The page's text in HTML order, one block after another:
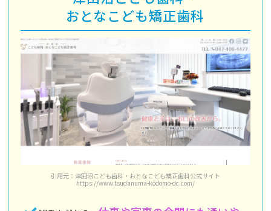
おとなこども矯正歯科
引用元：津田沼こども歯科・おとなこども矯正歯科公式サイト
https://www.tsudanuma-kodomo-dc.com/